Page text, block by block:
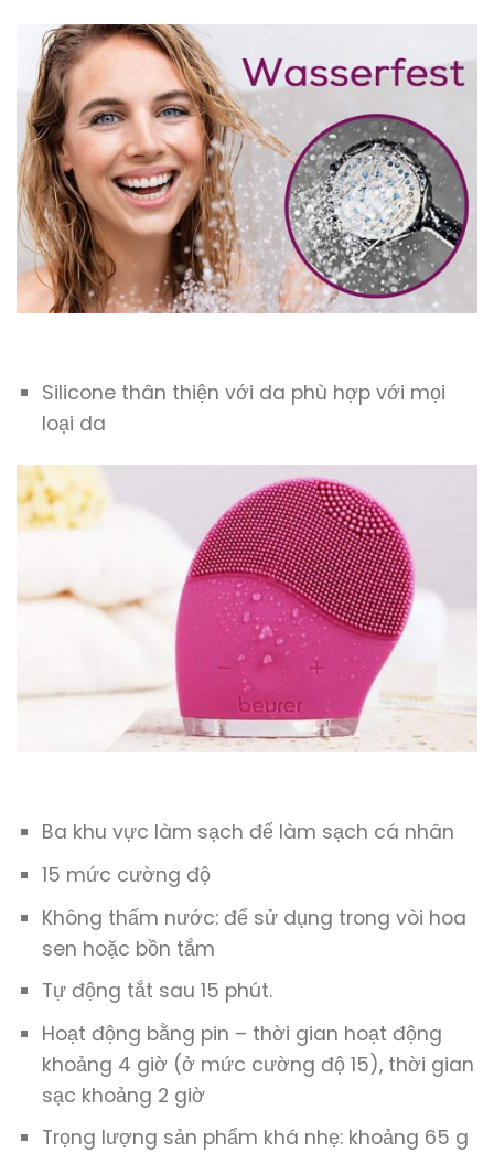
Silicone thân thiện với da phù hợp với mọi
loại da
Ba khu vực làm sạch để làm sạch cá nhân
15 mức cường độ
Không thấm nước: để sử dụng trong vòi hoa
sen hoặc bồn tắm
Tự động tắt sau 15 phút.
Hoạt động bằng pin – thời gian hoạt động
khoảng 4 giờ (ở mức cường độ 15), thời gian
sạc khoảng 2 giờ
Trọng lượng sản phẩm khá nhẹ: khoảng 65 g